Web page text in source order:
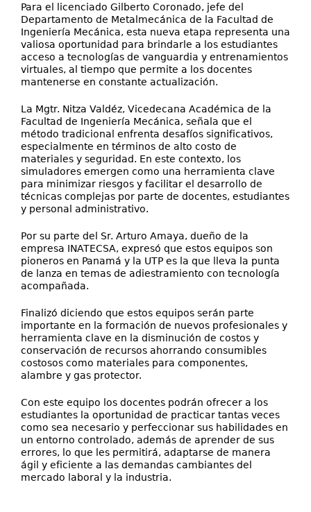
Para el licenciado Gilberto Coronado, jefe del
Departamento de Metalmecánica de la Facultad de
Ingeniería Mecánica, esta nueva etapa representa una
valiosa oportunidad para brindarle a los estudiantes
acceso a tecnologías de vanguardia y entrenamientos
virtuales, al tiempo que permite a los docentes
mantenerse en constante actualización.
La Mgtr. Nitza Valdéz, Vicedecana Académica de la
Facultad de Ingeniería Mecánica, señala que el
método tradicional enfrenta desafíos significativos,
especialmente en términos de alto costo de
materiales y seguridad. En este contexto, los
simuladores emergen como una herramienta clave
para minimizar riesgos y facilitar el desarrollo de
técnicas complejas por parte de docentes, estudiantes
y personal administrativo.
Por su parte del Sr. Arturo Amaya, dueño de la
empresa INATECSA, expresó que estos equipos son
pioneros en Panamá y la UTP es la que lleva la punta
de lanza en temas de adiestramiento con tecnología
acompañada.
Finalizó diciendo que estos equipos serán parte
importante en la formación de nuevos profesionales y
herramienta clave en la disminución de costos y
conservación de recursos ahorrando consumibles
costosos como materiales para componentes,
alambre y gas protector.
Con este equipo los docentes podrán ofrecer a los
estudiantes la oportunidad de practicar tantas veces
como sea necesario y perfeccionar sus habilidades en
un entorno controlado, además de aprender de sus
errores, lo que les permitirá, adaptarse de manera
ágil y eficiente a las demandas cambiantes del
mercado laboral y la industria.